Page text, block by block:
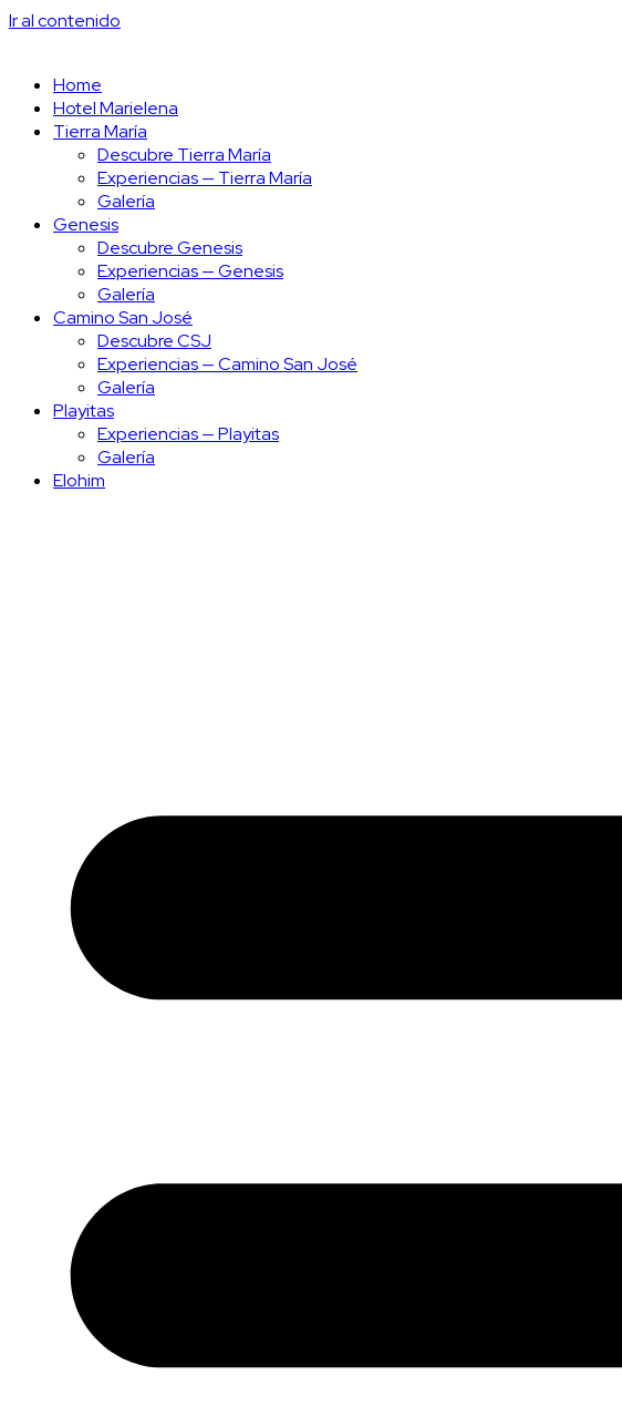
Ir al contenido
Home
Hotel Marielena
Tierra María
Descubre Tierra María
Experiencias — Tierra María
Galería
Genesis
Descubre Genesis
Experiencias — Genesis
Galería
Camino San José
Descubre CSJ
Experiencias — Camino San José
Galería
Playitas
Experiencias — Playitas
Galería
Elohim